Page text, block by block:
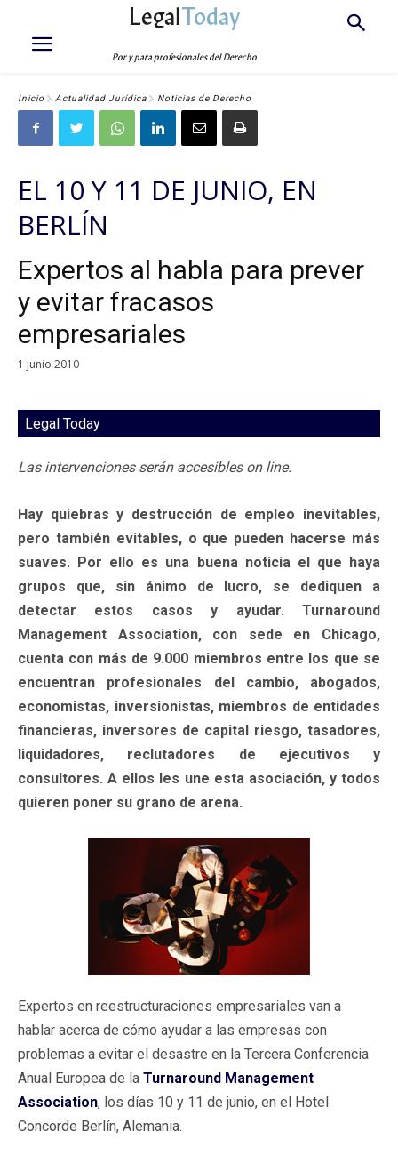
LegalToday
Por y para profesionales del Derecho
Inicio Actualidad Jurídica Noticias de Derecho
EL 10 Y 11 DE JUNIO, EN
BERLÍN
Expertos al habla para prever
y evitar fracasos
empresariales
1 junio 2010
Legal Today
Las intervenciones serán accesibles on line.
Hay quiebras y destrucción de empleo inevitables,
pero también evitables, o que pueden hacerse más
suaves. Por ello es una buena noticia el que haya
grupos que, sin ánimo de lucro, se dediquen a
detectar estos casos y ayudar. Turnaround
Management Association, con sede en Chicago,
cuenta con más de 9.000 miembros entre los que se
encuentran profesionales del cambio, abogados,
economistas, inversionistas, miembros de entidades
financieras, inversores de capital riesgo, tasadores,
liquidadores, reclutadores de ejecutivos y
consultores. A ellos les une esta asociación, y todos
quieren poner su grano de arena.
Expertos en reestructuraciones empresariales van a
hablar acerca de cómo ayudar a las empresas con
problemas a evitar el desastre en la Tercera Conferencia
Anual Europea de la Turnaround Management
Association, los días 10 y 11 de junio, en el Hotel
Concorde Berlín, Alemania.